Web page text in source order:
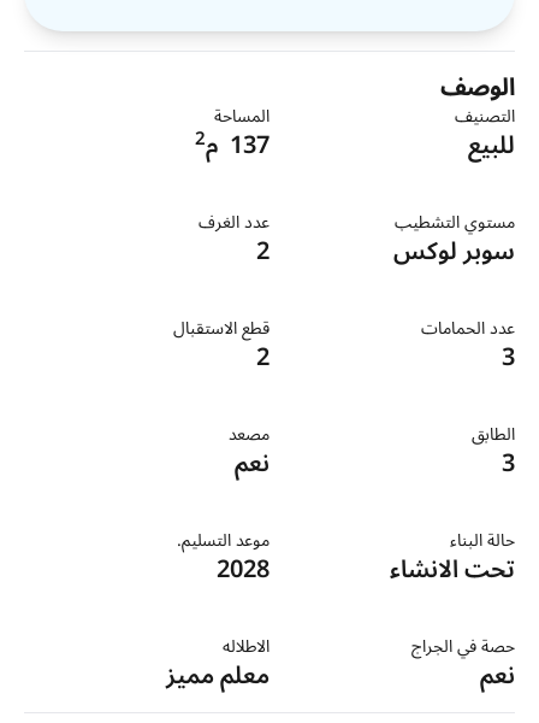
الوصف
التصنيف
للبيع
المساحة
137 م2
مستوي التشطيب
سوبر لوكس
عدد الغرف
2
عدد الحمامات
3
قطع الاستقبال
2
الطابق
3
مصعد
نعم
حالة البناء
تحت الانشاء
موعد التسليم.
2028
حصة في الجراج
نعم
الاطلاله
معلم مميز